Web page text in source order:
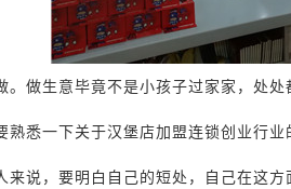
做生意毕竟不是小孩子过家家，处
悉一下关于汉堡店加盟连锁创业行
说，要明白自己的短处，自己在这